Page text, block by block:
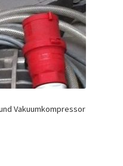
Vakuumkompressor